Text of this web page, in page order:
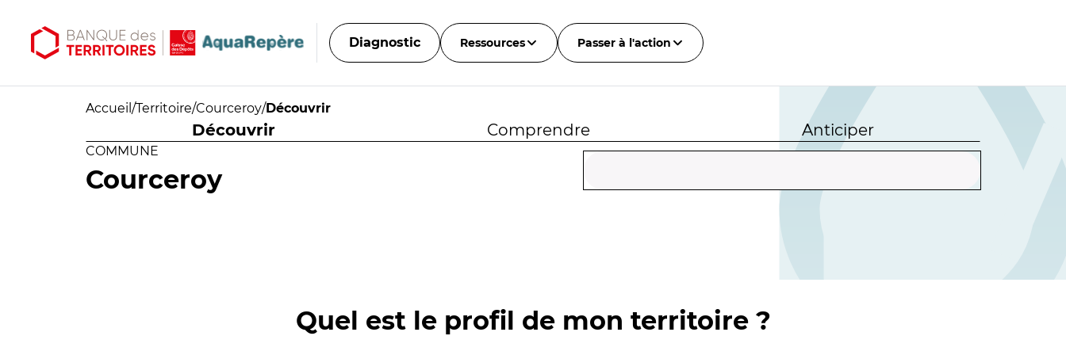
Diagnostic Ressources Passer à l'action
Accueil /Territoire/Courceroy/Découvrir
Découvrir Comprendre Anticiper
COMMUNE
Courceroy
Quel est le profil de mon territoire ?